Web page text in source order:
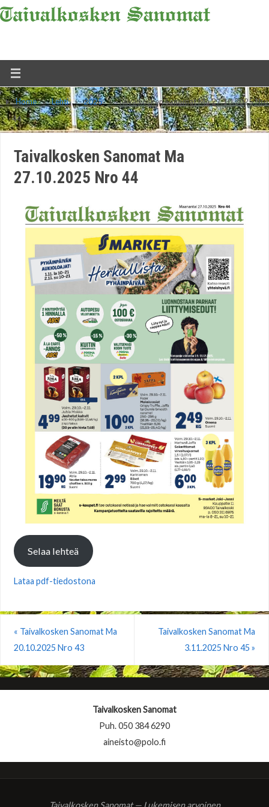
Home » Lehti » 2025 » Taivalkosken Sanomat Ma 27.10.2025 Nro
44
Taivalkosken Sanomat Ma
27.10.2025 Nro 44
Selaa lehteä
Lataa pdf-tiedostona
« Taivalkosken Sanomat Ma
20.10.2025 Nro 43
Taivalkosken Sanomat Ma
3.11.2025 Nro 45»
Taivalkosken Sanomat
Puh. 050 384 6290
aineisto@polo.fi
Taivalkosken Sanomat — Lukemisen arvoinen